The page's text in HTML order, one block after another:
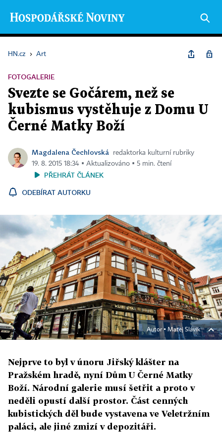
HN.cz › Art
FOTOGALERIE
Svezte se Gočárem, než se
kubismus vystěhuje z Domu U
Černé Matky Boží
Magdalena Čechlovská
redaktorka kulturní rubriky
19. 8. 2015 18:34 ▪ Aktualizováno ▪ 5 min. čtení
PŘEHRÁT ČLÁNEK
ODEBÍRAT AUTORKU
Autor ▪ Matej Slávik
Nejprve to byl v únoru Jiřský klášter na
Pražském hradě, nyní Dům U Černé Matky
Boží. Národní galerie musí šetřit a proto v
neděli opustí další prostor. Část cenných
kubistických děl bude vystavena ve Veletržním
paláci, ale jiné zmizí v depozitáři.